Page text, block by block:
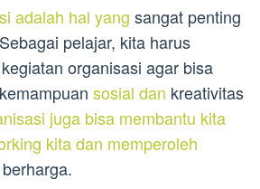
adalah hal yang sangat penting
pelajar, kita harus
organisasi agar bisa
sosial dan kreativitas
juga bisa membantu kita
kita dan memperoleh
berharga.